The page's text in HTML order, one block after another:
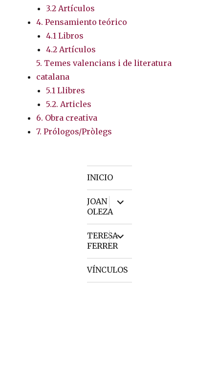
3.2 Artículos
4. Pensamiento teórico
4.1 Libros
4.2 Artículos
5. Temes valencians i de literatura
catalana
5.1 Llibres
5.2. Articles
6. Obra creativa
7. Prólogos/Pròlegs
INICIO
JOAN
OLEZA
expand
child
menu
TERESA
FERRER
expand
child
menu
VÍNCULOS